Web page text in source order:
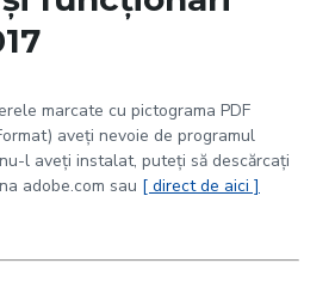
marcate cu pictograma PDF
aveți nevoie de programul
l aveți instalat, puteți să descărcați
adobe.com sau [ direct de aici ]